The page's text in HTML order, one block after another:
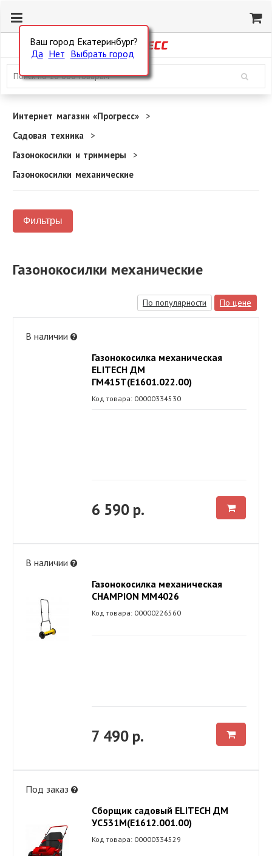
Ваш город Екатеринбург?
Да Нет Выбрать город
Интернет магазин «Прогресс»
Садовая техника
Газонокосилки и триммеры
Газонокосилки механические
Фильтры
Газонокосилки механические
По популярности По цене
В наличии
Газонокосилка механическая
ELITECH ДМ
ГМ415Т(E1601.022.00)
Код товара: 00000334530
6 590 р.
В наличии
Газонокосилка механическая
CHAMPION MM4026
Код товара: 00000226560
7 490 р.
Под заказ
Сборщик садовый ELITECH ДМ
УС531М(E1612.001.00)
Код товара: 00000334529